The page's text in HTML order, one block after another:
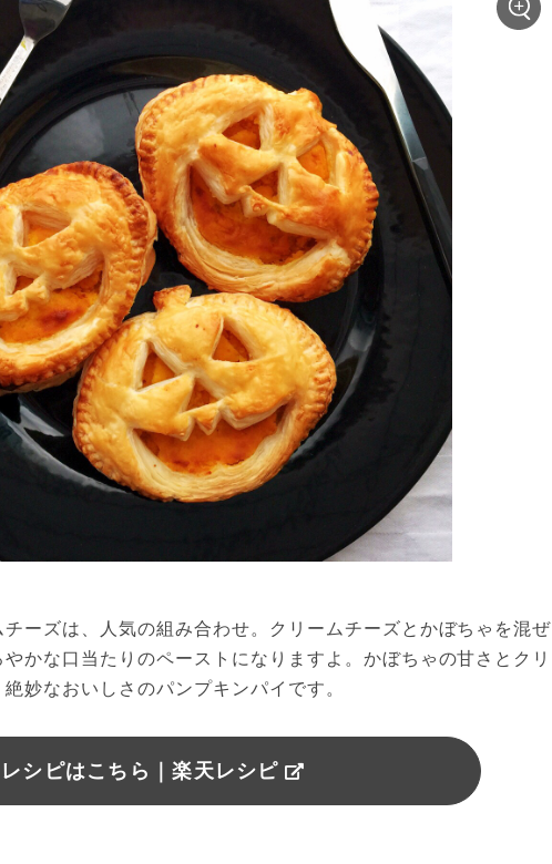
ーズは、人気の組み合わせ。クリームチーズとかぼちゃを混ぜ
かな口当たりのペーストになりますよ。かぼちゃの甘さとクリ
妙なおいしさのパンプキンパイです。
レシピはこちら｜楽天レシピ